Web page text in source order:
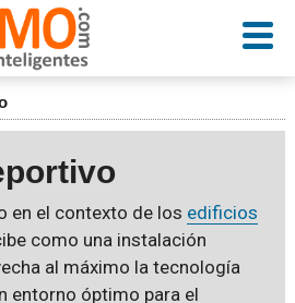
en el contexto de los edificios
como una instalación
al máximo la tecnología
entorno óptimo para el